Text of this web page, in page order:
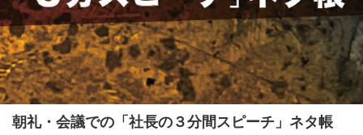
朝礼・会議での「社長の３分間スピーチ」ネタ帳